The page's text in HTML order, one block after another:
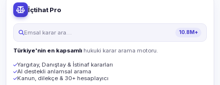
İçtihat Pro
Emsal karar ara… 10.8M+
Türkiye'nin en kapsamlı hukuki karar arama motoru.
Yargıtay, Danıştay & İstinaf kararları
AI destekli anlamsal arama
Kanun, dilekçe & 30+ hesaplayıcı